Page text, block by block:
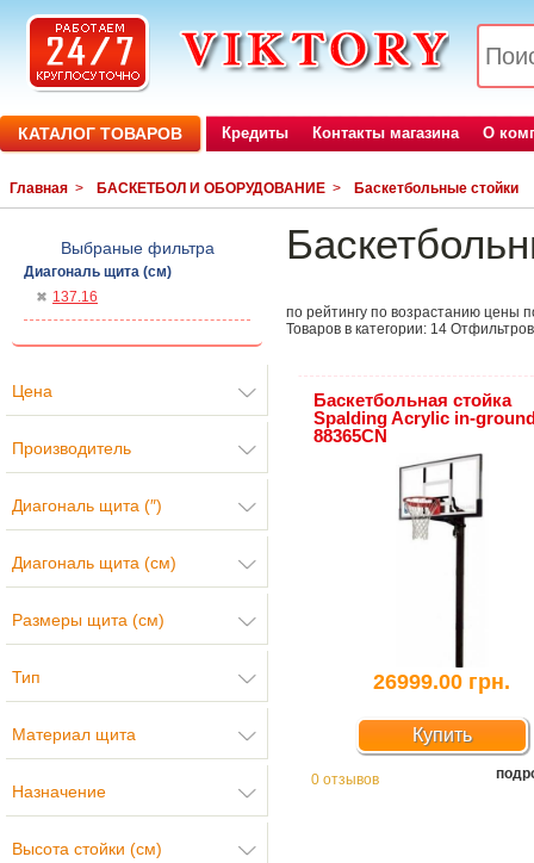
КАТАЛОГ ТОВАРОВ Кредиты Контакты магазина О
Главная > БАСКЕТБОЛ И ОБОРУДОВАНИЕ > Баскетбольные стойки
Выбраные фильтра
Диагональ щита (см)
137.16
Цена
Производитель
Диагональ щита (″)
Диагональ щита (см)
Размеры щита (см)
Тип
Материал щита
Назначение
Высота стойки (см)
по рейтингу по возрастанию цены
Товаров в категории: 14
Баскетбольная стойка
Spalding Acrylic in-
88365CN
26999.00 грн.
Купить
0 отзывов